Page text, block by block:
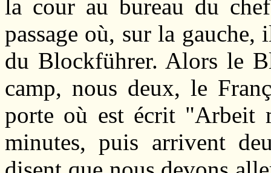
la cour au bureau du
passage où, sur la
du Blockführer. Alors le
camp, nous deux, le
porte où est écrit "Arbeit
minutes, puis arrivent